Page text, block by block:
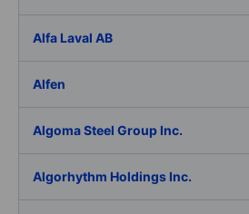
Alfa Laval AB
Alfen
Algoma Steel Group Inc.
Algorhythm Holdings Inc.